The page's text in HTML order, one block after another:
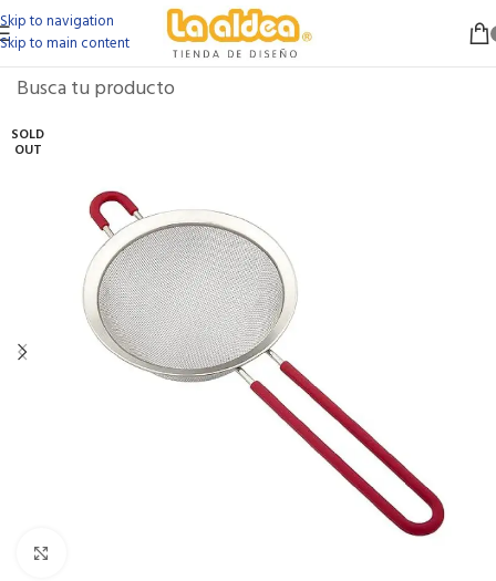
Skip to navigation
Skip to main content
SOLD
OUT